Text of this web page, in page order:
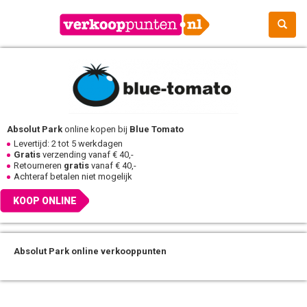
Absolut Park online kopen bij Blue Tomato
Levertijd: 2 tot 5 werkdagen
Gratis verzending vanaf € 40,-
Retourneren gratis vanaf € 40,-
Achteraf betalen niet mogelijk
KOOP ONLINE
Absolut Park online verkooppunten